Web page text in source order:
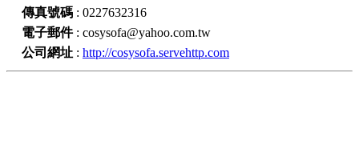
傳真號碼 : 0227632316
電子郵件: cosysofa@yahoo.com.tw
公司網址 : http://cosysofa.servehttp.com